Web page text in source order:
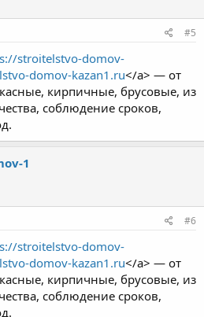
#5
stroitelstvo-domov-
domov-kazan1.ru</a> — от
кирпичные, брусовые, из
соблюдение сроков,
1
#6
stroitelstvo-domov-
domov-kazan1.ru</a> — от
кирпичные, брусовые, из
соблюдение сроков,